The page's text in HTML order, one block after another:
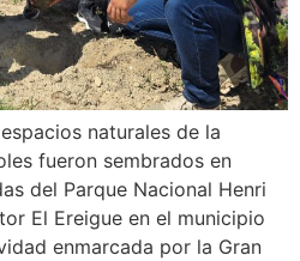
naturales de la
fueron sembrados en
del Parque Nacional Henri
El Ereigue en el municipio
enmarcada por la Gran